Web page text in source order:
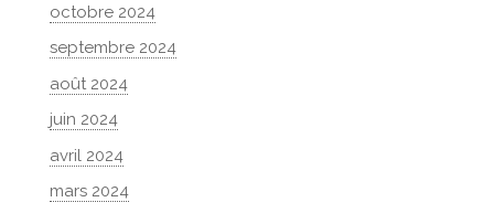
octobre 2024
septembre 2024
août 2024
juin 2024
avril 2024
mars 2024